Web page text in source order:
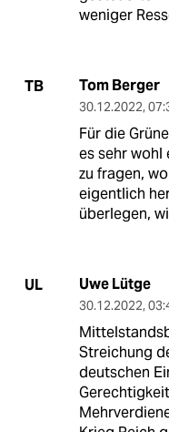
weniger
TB Tom Berger
30.12.2022,
Für die
es sehr wohl
zu fragen,
eigentlich
überlegen,
UL Uwe Lütge
30.12.2022,
Streichung
deutschen